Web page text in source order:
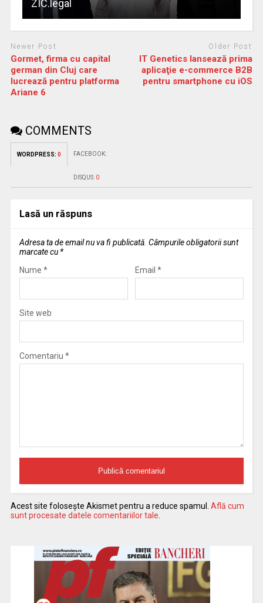
ZIC.legal
Newer Post
Gormet, firma cu capital
german din Cluj care
lucrează pentru platforma
Ariane 6
Older Post
IT Genetics lansează prima
aplicaţie e-commerce B2B
pentru smartphone cu iOS
COMMENTS
WORDPRESS: 0 FACEBOOK:
DISQUS: 0
Lasă un răspuns
Adresa ta de email nu va fi publicată. Câmpurile obligatorii sunt
marcate cu *
Nume * Email *
Site web
Comentariu *
Acest site folosește Akismet pentru a reduce spamul. Află cum
sunt procesate datele comentariilor tale